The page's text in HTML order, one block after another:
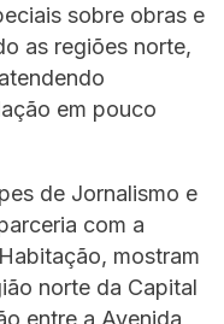
sobre obras e
as regiões norte,
em pouco
de Jornalismo e
com a
mostram
norte da Capital
entre a Avenida